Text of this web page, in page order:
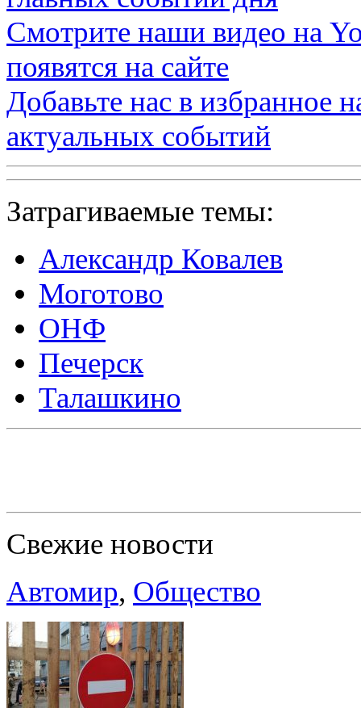
Смотрите наши видео на
появятся на сайте
Добавьте нас в избранное
актуальных событий
Затрагиваемые темы:
Александр Ковалев
Моготово
ОНФ
Печерск
Талашкино
Свежие новости
Автомир, Общество